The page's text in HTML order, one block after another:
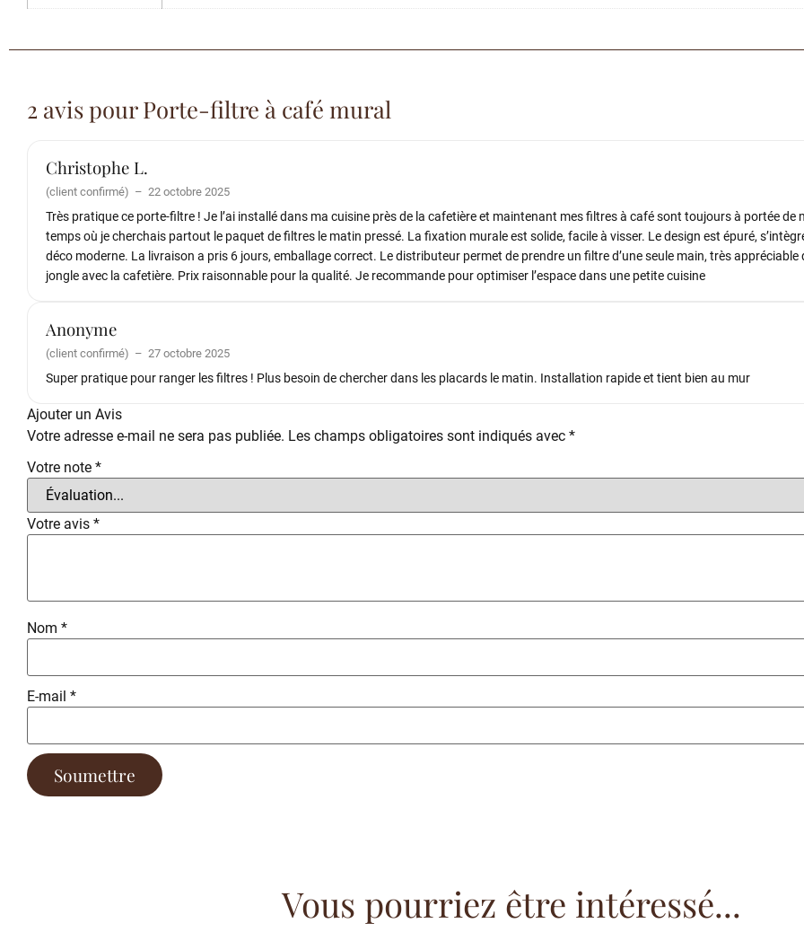
2 avis pourPorte-filtre à café mural
Christophe L.
(client confirmé) – 22 octobre 2025
Très pratique ce porte-filtre ! Je l’ai installé dans ma cuisine près de la cafetière et maintenant mes filtres à café sont toujours à portée de
temps où je cherchais partout le paquet de filtres le matin pressé. La fixation murale est solide, facile à visser. Le design est épuré,
déco moderne. La livraison a pris 6 jours, emballage correct. Le distributeur permet de prendre un filtre d’une seule main, très appréciable
jongle avec la cafetière. Prix raisonnable pour la qualité. Je recommande pour optimiser l’espace dans une petite cuisine
Anonyme
(client confirmé) – 27 octobre 2025
Super pratique pour ranger les filtres ! Plus besoin de chercher dans les placards le matin. Installation rapide et tient bien au mur
Ajouter un Avis
Votre adresse e-mail ne sera pas publiée. Les champs obligatoires sont indiqués avec *
Votre note *
Votre avis *
Nom *
E-mail *
Vous pourriez être intéressé...